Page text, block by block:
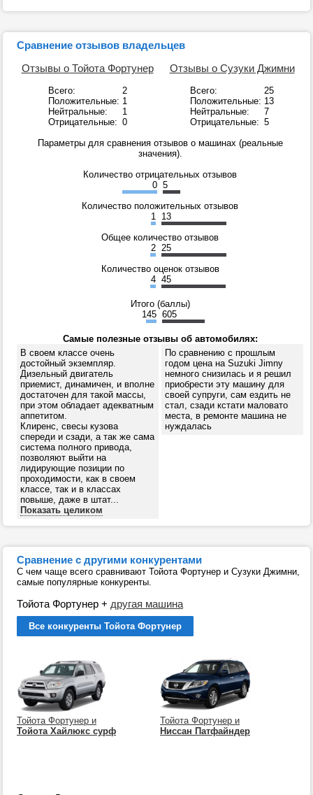
Сравнение отзывов владельцев
Отзывы о Тойота Фортунер
Всего:
2
Положительные: 1
Нейтральные:
1
Отрицательные: 0
Отзывы о Сузуки Джимни
Всего:
25
Положительные: 13
Нейтральные:
7
Отрицательные: 5
Параметры для сравнения отзывов о машинах (реальные
значения).
Количество отрицательных отзывов
0 5
Количество положительных отзывов
1 13
Общее количество отзывов
2 25
Количество оценок отзывов
4 45
Итого (баллы)
145 605
Самые полезные отзывы об автомобилях:
В своем классе очень
достойный экземпляр.
Дизельный двигатель
приемист, динамичен, и вполне
достаточен для такой массы,
при этом обладает адекватным
аппетитом.
Клиренс, свесы кузова
спереди и сзади, а так же сама
система полного привода,
позволяют выйти на
лидирующие позиции по
проходимости, как в своем
классе, так и в классах
повыше, даже в штат...
Показать целиком
По сравнению с прошлым
годом цена на Suzuki Jimny
немного снизилась и я решил
приобрести эту машину для
своей супруги, сам ездить не
стал, сзади кстати маловато
места, в ремонте машина не
нуждалась
Сравнение с другими конкурентами
С чем чаще всего сравнивают Тойота Фортунер и Сузуки Джимни,
самые популярные конкуренты.
Тойота Фортунер + другая машина
Все конкуренты Тойота Фортунер
Тойота Фортунер и
Тойота Хайлюкс сурф
Тойота Фортунер и
Ниссан Патфайндер